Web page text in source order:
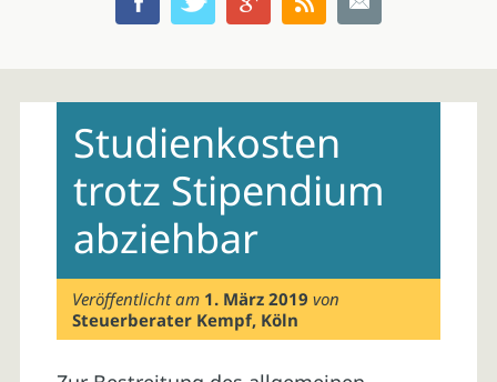
contentStudienkosten
trotz Stipendium
abziehbar
Veröffentlicht am 1. März 2019 von
Steuerberater Kempf, Köln